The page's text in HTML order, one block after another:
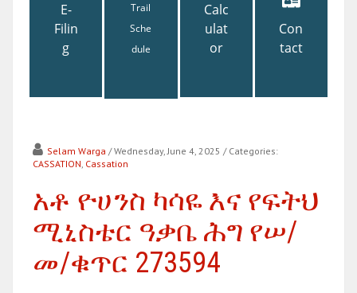
E-
Filin
g
Trail
Sche
dule
Calc
ulat
or
Con
tact
Selam Warga / Wednesday, June 4, 2025 / Categories:
CASSATION, Cassation
አቶ ዮሀንስ ካሳዬ እና የፍትህ
ሚኒስቴር ዓቃቤ ሕግ የሠ/
መ/ቁጥር 273594